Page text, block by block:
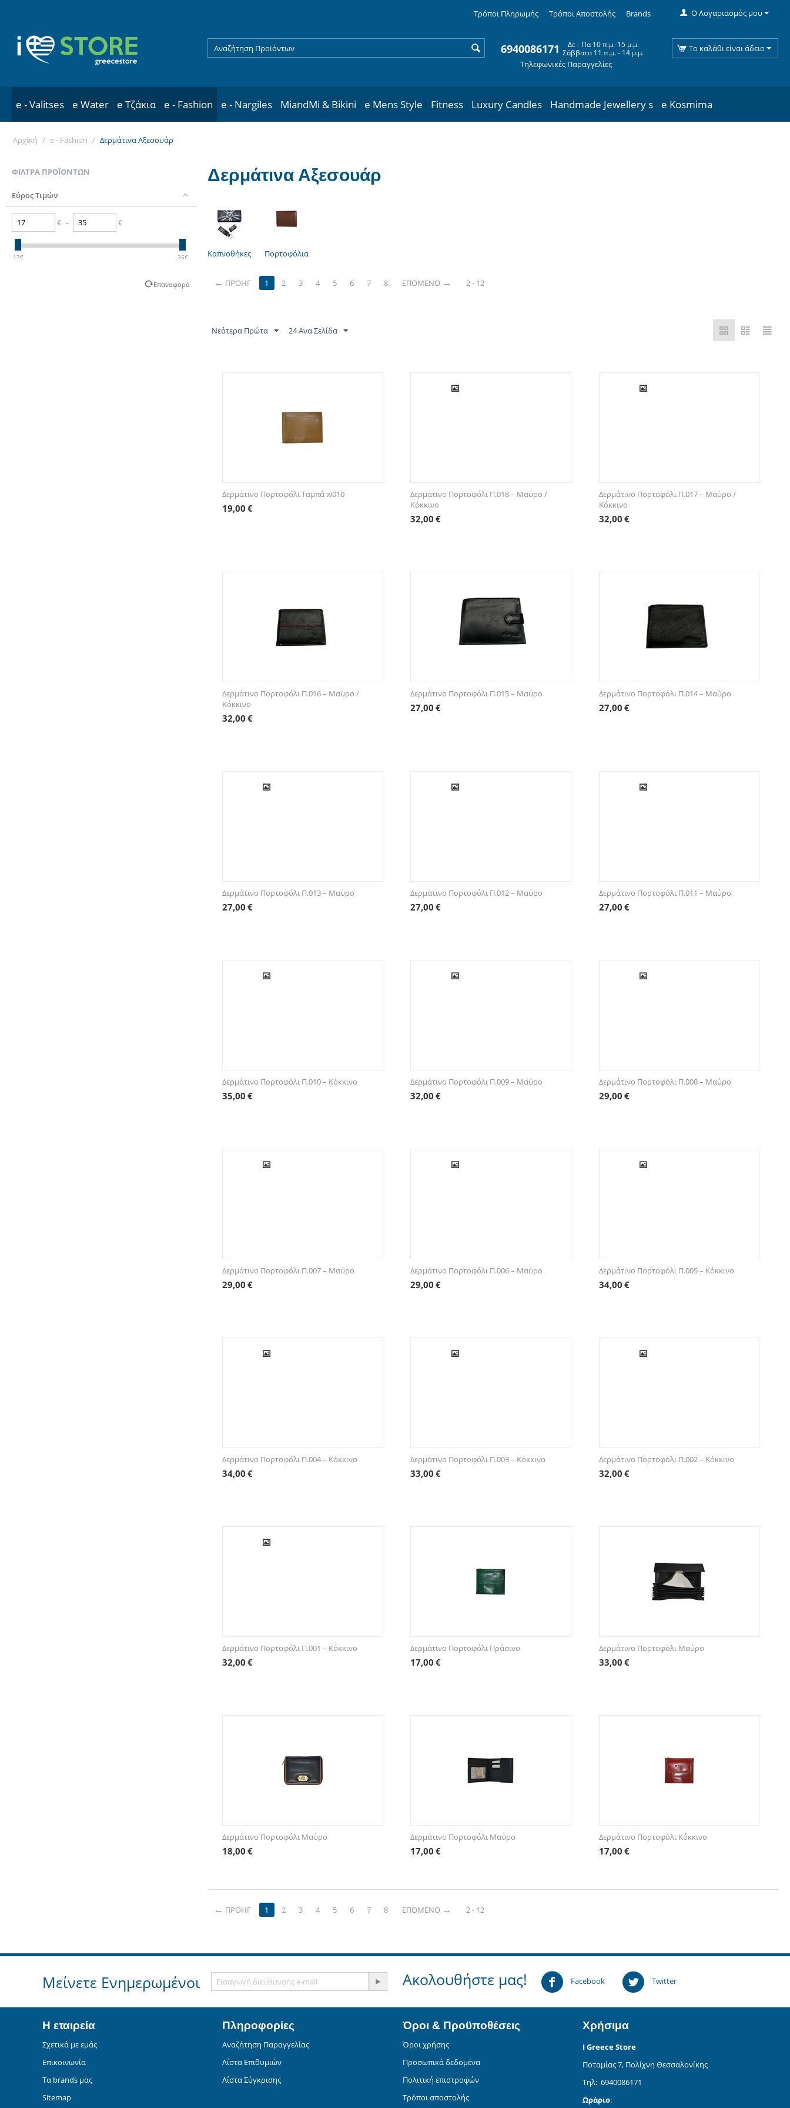
Ο Λογαριασμός μου
Τρόποι Πληρωμής Τρόποι Αποστολής Brands
6940086171
Δε - Πα 10 π.μ.-15 μ.μ.
Σάββατο 11 π.μ. - 14 μ.μ.
Τηλεφωνικές Παραγγελίες
Το καλάθι είναι άδειο
e - Valitses e Water e Τζάκια e - Fashion e - Nargiles MiandMi & Bikini e Mens Style Fitness Luxury Candles Handmade Jewellery s e Kosmima
Αρχική / e - Fashion / Δερμάτινα Αξεσουάρ
ΦΊΛΤΡΑ ΠΡΟΪΌΝΤΩΝ
Εύρος Τιμών
€ – €
17€ 35€
Επαναφορά
Δερμάτινα Αξεσουάρ
Καπνοθήκες Πορτοφόλια
ΠΡΟΗΓ 1 2 3 4 5 6 7 8 ΕΠΌΜΕΝΟ 2 - 12
Νεότερα Πρώτα 24 Ανα Σελίδα
Δερμάτινο Πορτοφόλι Ταμπά w010
19,00 €
Δερμάτινο Πορτοφόλι Π.018 – Μαύρο /
Κόκκινο
32,00 €
Δερμάτινο Πορτοφόλι Π.017 – Μαύρο /
Κόκκινο
32,00 €
Δερμάτινο Πορτοφόλι Π.016 – Μαύρο /
Κόκκινο
32,00 €
Δερμάτινο Πορτοφόλι Π.015 – Μαύρο
27,00 €
Δερμάτινο Πορτοφόλι Π.014 – Μαύρο
27,00 €
Δερμάτινο Πορτοφόλι Π.013 – Μαύρο
27,00 €
Δερμάτινο Πορτοφόλι Π.012 – Μαύρο
27,00 €
Δερμάτινο Πορτοφόλι Π.011 – Μαύρο
27,00 €
Δερμάτινο Πορτοφόλι Π.010 – Κόκκινο
35,00 €
Δερμάτινο Πορτοφόλι Π.009 – Μαύρο
32,00 €
Δερμάτινο Πορτοφόλι Π.008 – Μαύρο
29,00 €
Δερμάτινο Πορτοφόλι Π.007 – Μαύρο
29,00 €
Δερμάτινο Πορτοφόλι Π.006 – Μαύρο
29,00 €
Δερμάτινο Πορτοφόλι Π.005 – Κόκκινο
34,00 €
Δερμάτινο Πορτοφόλι Π.004 – Κόκκινο
34,00 €
Δερμάτινο Πορτοφόλι Π.003 – Κόκκινο
33,00 €
Δερμάτινο Πορτοφόλι Π.002 – Κόκκινο
32,00 €
Δερμάτινο Πορτοφόλι Π.001 – Κόκκινο
32,00 €
Δερμάτινο Πορτοφόλι Πράσινο
17,00 €
Δερμάτινο Πορτοφόλι Μαύρο
33,00 €
Δερμάτινο Πορτοφόλι Μαύρο
18,00 €
Δερμάτινο Πορτοφόλι Μαύρο
17,00 €
Δερμάτινο Πορτοφόλι Κόκκινο
17,00 €
ΠΡΟΗΓ 1 2 3 4 5 6 7 8 ΕΠΌΜΕΝΟ 2 - 12
Μείνετε Ενημερωμένοι Ακολουθήστε μας! Facebook Twitter
Η εταιρεία
Σχετικά με εμάς
Επικοινωνία
Τα brands μας
Sitemap
Πληροφορίες
Αναζήτηση Παραγγελίας
Λίστα Επιθυμιών
Λίστα Σύγκρισης
Όροι & Προϋποθέσεις
Όροι χρήσης
Προσωπικά δεδομένα
Πολιτική επιστροφών
Τρόποι αποστολής
Χρήσιμα
I Greece Store
Ποταμίας 7, Πολίχνη Θεσσαλονίκης
Τηλ: 6940086171
Ωράριο: